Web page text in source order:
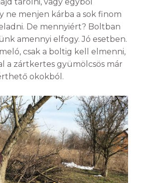
ne menjen kárba a sok finom
De mennyiért? Boltban
amennyi elfogy. Jó esetben.
csak a boltig kell elmenni,
a zártkertes gyümölcsös már
okokból.